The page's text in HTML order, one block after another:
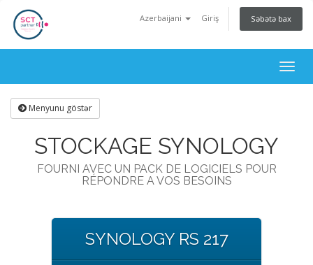
Azerbaijani Giriş Səbətə bax
Menyunu göstər
STOCKAGE SYNOLOGY
FOURNI AVEC UN PACK DE LOGICIELS POUR
RÉPONDRE A VOS BESOINS
SYNOLOGY RS 217